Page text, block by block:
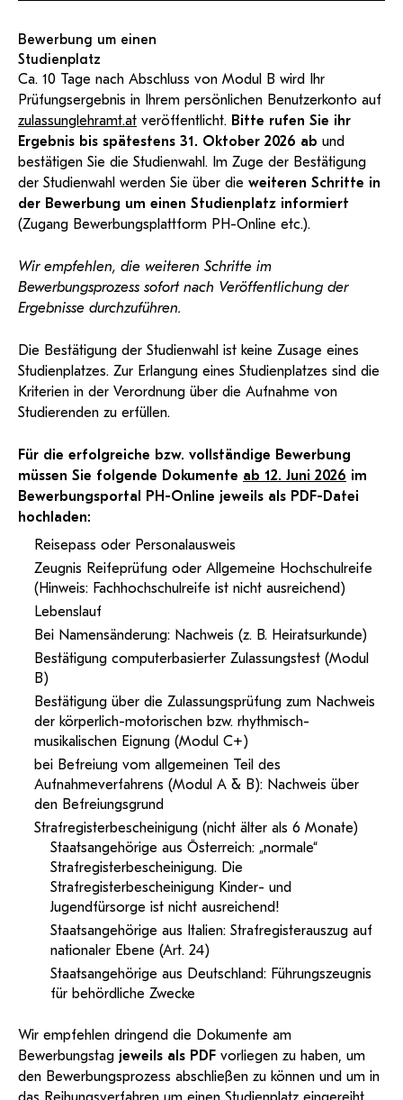
Bewerbung um einen
Studienplatz
Ca. 10 Tage nach Abschluss von Modul B wird Ihr
Prüfungsergebnis in Ihrem persönlichen Benutzerkonto auf
zulassunglehramt.at veröffentlicht. Bitte rufen Sie ihr
Ergebnis bis spätestens 31. Oktober 2026 ab und
bestätigen Sie die Studienwahl. Im Zuge der Bestätigung
der Studienwahl werden Sie über die weiteren Schritte in
der Bewerbung um einen Studienplatz informiert
(Zugang Bewerbungsplattform PH-Online etc.).
Wir empfehlen, die weiteren Schritte im
Bewerbungsprozess sofort nach Veröffentlichung der
Ergebnisse durchzuführen.
Die Bestätigung der Studienwahl ist keine Zusage eines
Studienplatzes. Zur Erlangung eines Studienplatzes sind die
Kriterien in der Verordnung über die Aufnahme von
Studierenden zu erfüllen.
Für die erfolgreiche bzw. vollständige Bewerbung
müssen Sie folgende Dokumente ab 12. Juni 2026 im
Bewerbungsportal PH-Online jeweils als PDF-Datei
hochladen:
Reisepass oder Personalausweis
Zeugnis Reifeprüfung oder Allgemeine Hochschulreife
(Hinweis: Fachhochschulreife ist nicht ausreichend)
Lebenslauf
Bei Namensänderung: Nachweis (z. B. Heiratsurkunde)
Bestätigung computerbasierter Zulassungstest (Modul
B)
Bestätigung über die Zulassungsprüfung zum Nachweis
der körperlich-motorischen bzw. rhythmisch-
musikalischen Eignung (Modul C+)
bei Befreiung vom allgemeinen Teil des
Aufnahmeverfahrens (Modul A & B): Nachweis über
den Befreiungsgrund
Strafregisterbescheinigung (nicht älter als 6 Monate)
Staatsangehörige aus Österreich: „normale“
Strafregisterbescheinigung. Die
Strafregisterbescheinigung Kinder- und
Jugendfürsorge ist nicht ausreichend!
Staatsangehörige aus Italien: Strafregisterauszug auf
nationaler Ebene (Art. 24)
Staatsangehörige aus Deutschland: Führungszeugnis
für behördliche Zwecke
Wir empfehlen dringend die Dokumente am
Bewerbungstag jeweils als PDF vorliegen zu haben, um
den Bewerbungsprozess abschließen zu können und um in